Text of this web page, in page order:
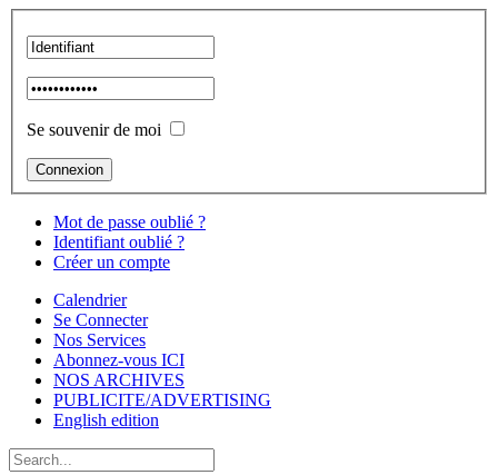
Se souvenir de moi
Mot de passe oublié ?
Identifiant oublié ?
Créer un compte
Calendrier
Se Connecter
Nos Services
Abonnez-vous ICI
NOS ARCHIVES
PUBLICITE/ADVERTISING
English edition